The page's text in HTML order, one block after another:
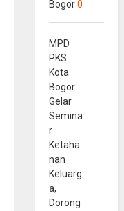
Bogor 0
MPD
PKS
Kota
Bogor
Gelar
Semina
r
Ketaha
nan
Keluarg
a,
Dorong